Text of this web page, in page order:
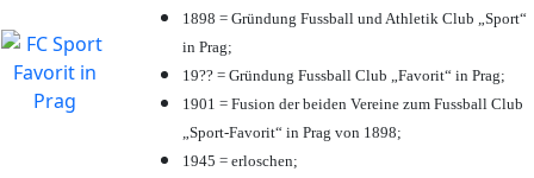
1898 = Gründung Fussball und Athletik Club „Sport“
in Prag;
19?? = Gründung Fussball Club „Favorit“ in Prag;
1901 = Fusion der beiden Vereine zum Fussball Club
„Sport-Favorit“ in Prag von 1898;
1945 = erloschen;